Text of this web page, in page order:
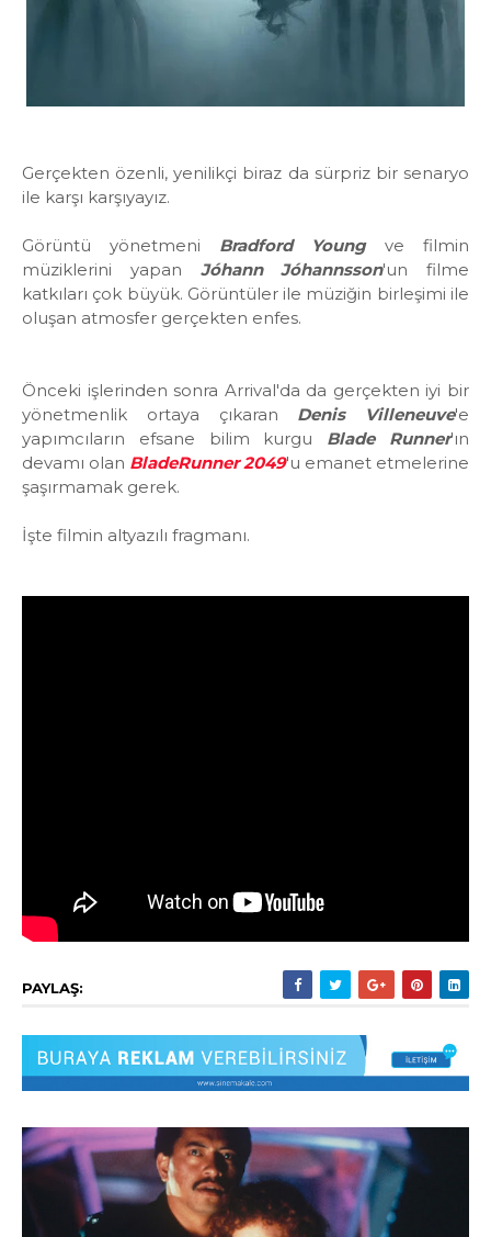
Gerçekten özenli, yenilikçi biraz da sürpriz bir senaryo
ile karşı karşıyayız.
Görüntü yönetmeni Bradford Youngve filmin
müziklerini yapan Jóhann Jóhannsson'un filme
katkıları çok büyük. Görüntüler ile müziğin birleşimi ile
oluşan atmosfer gerçekten enfes.
Önceki işlerinden sonra Arrival'da da gerçekten iyi bir
yönetmenlik ortaya çıkaran Denis Villeneuve'e
yapımcıların efsane bilim kurgu Blade Runner'ın
devamı olan BladeRunner 2049'u emanet etmelerine
şaşırmamak gerek.
İşte filmin altyazılı fragmanı.
PAYLAŞ: